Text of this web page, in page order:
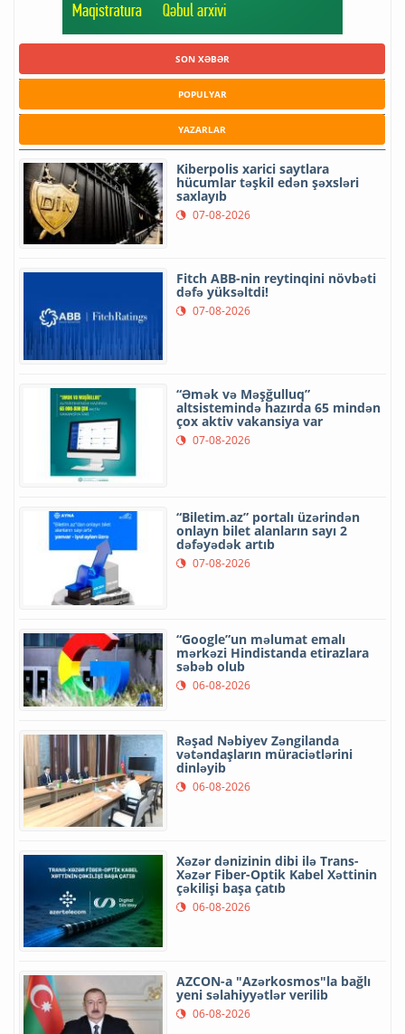
SON XƏBƏR
POPULYAR
YAZARLAR
Kiberpolis xarici saytlara
hücumlar təşkil edən şəxsləri
saxlayıb
07-08-2026
Fitch ABB-nin reytinqini növbəti
dəfə yüksəltdi!
07-08-2026
“Əmək və Məşğulluq”
altsistemində hazırda 65 mindən
çox aktiv vakansiya var
07-08-2026
“Biletim.az” portalı üzərindən
onlayn bilet alanların sayı 2
dəfəyədək artıb
07-08-2026
“Google”un məlumat emalı
mərkəzi Hindistanda etirazlara
səbəb olub
06-08-2026
Rəşad Nəbiyev Zəngilanda
vətəndaşların müraciətlərini
dinləyib
06-08-2026
Xəzər dənizinin dibi ilə Trans-
Xəzər Fiber-Optik Kabel Xəttinin
çəkilişi başa çatıb
06-08-2026
AZCON-a "Azərkosmos"la bağlı
yeni səlahiyyətlər verilib
06-08-2026